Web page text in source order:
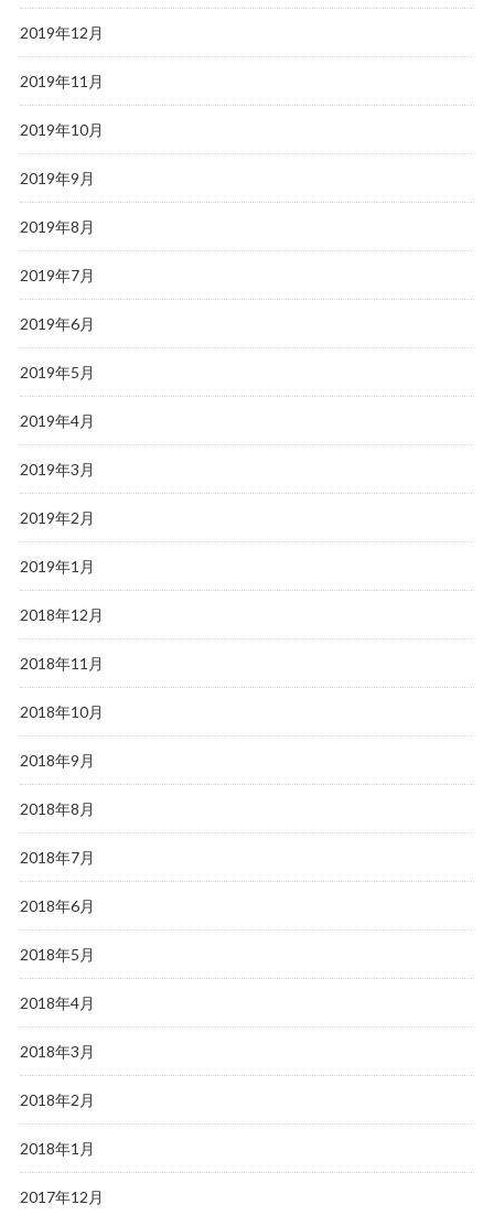
2019年12月
2019年11月
2019年10月
2019年9月
2019年8月
2019年7月
2019年6月
2019年5月
2019年4月
2019年3月
2019年2月
2019年1月
2018年12月
2018年11月
2018年10月
2018年9月
2018年8月
2018年7月
2018年6月
2018年5月
2018年4月
2018年3月
2018年2月
2018年1月
2017年12月